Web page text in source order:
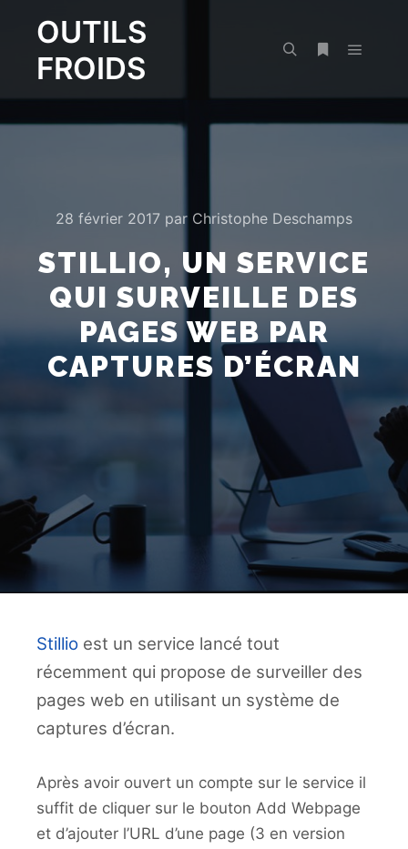
OUTILS
FROIDS
28 février 2017 par Christophe Deschamps
STILLIO, UN SERVICE
QUI SURVEILLE DES
PAGES WEB PAR
CAPTURES D’ÉCRAN
Stillio est un service lancé tout
récemment qui propose de surveiller des
pages web en utilisant un système de
captures d’écran.
Après avoir ouvert un compte sur le service il
suffit de cliquer sur le bouton Add Webpage
et d’ajouter l’URL d’une page (3 en version